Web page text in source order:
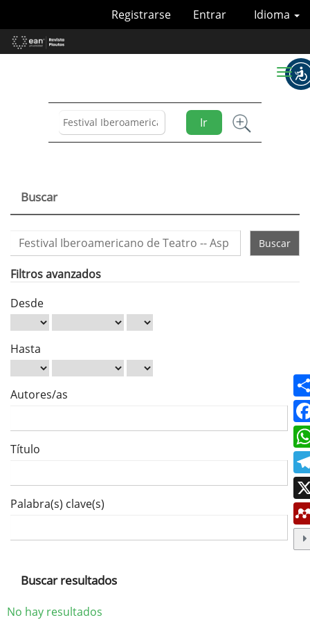
Contenido
principal
Idioma
Registrarse Entrar
Ir
Toggle
Buscar
Buscar
artículos
por
Filtros avanzados
Desde
Hasta
Autores/as
Título
Palabra(s) clave(s)
Buscar resultados
No hay resultados